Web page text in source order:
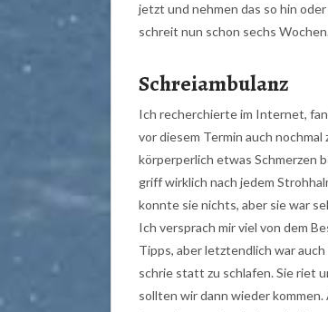
jetzt und nehmen das so hin
schreit nun schon sechs
Schreiambulanz
Ich recherchierte im Internet,
vor diesem Termin auch
körperperlich etwas Schmerzen
griff wirklich nach jedem
konnte sie nichts, aber sie war
Ich versprach mir viel von dem
Tipps, aber letztendlich war
schrie statt zu schlafen. Sie riet
sollten wir dann wieder